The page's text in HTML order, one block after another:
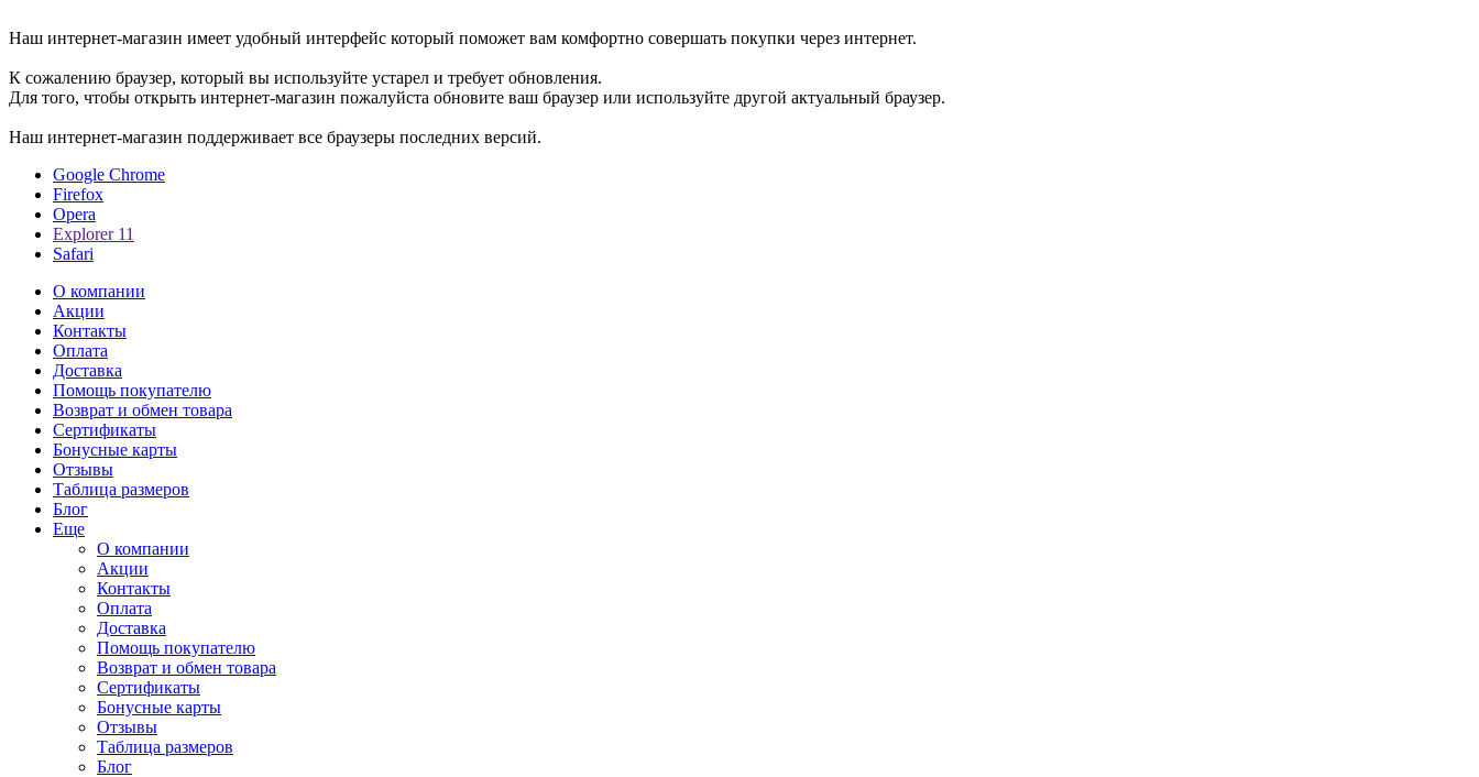
Наш интернет-магазин имеет удобный интерфейс который поможет вам комфортно совершать покупки через интернет.
К сожалению браузер, который вы используйте устарел и требует обновления.
Для того, чтобы открыть интернет-магазин пожалуйста обновите ваш браузер или используйте другой актуальный браузер.
Наш интернет-магазин поддерживает все браузеры последних версий.
Google Chrome
Firefox
Opera
Explorer 11
Safari
О компании
Акции
Контакты
Оплата
Доставка
Помощь покупателю
Возврат и обмен товара
Сертификаты
Бонусные карты
Отзывы
Таблица размеров
Блог
Еще
О компании
Акции
Контакты
Оплата
Доставка
Помощь покупателю
Возврат и обмен товара
Сертификаты
Бонусные карты
Отзывы
Таблица размеров
Блог